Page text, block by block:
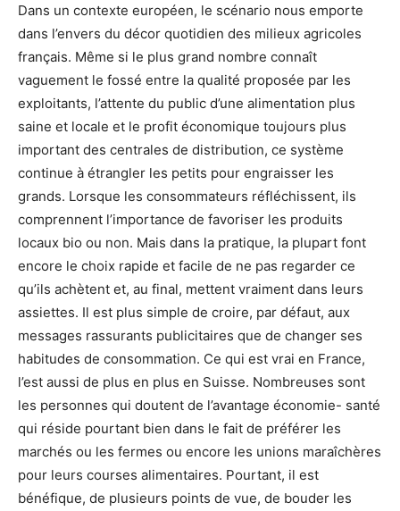
Dans un contexte européen, le scénario nous emporte
dans l’envers du décor quotidien des milieux agricoles
français. Même si le plus grand nombre connaît
vaguement le fossé entre la qualité proposée par les
exploitants, l’attente du public d’une alimentation plus
saine et locale et le profit économique toujours plus
important des centrales de distribution, ce système
continue à étrangler les petits pour engraisser les
grands. Lorsque les consommateurs réfléchissent, ils
comprennent l’importance de favoriser les produits
locaux bio ou non. Mais dans la pratique, la plupart font
encore le choix rapide et facile de ne pas regarder ce
qu’ils achètent et, au final, mettent vraiment dans leurs
assiettes. Il est plus simple de croire, par défaut, aux
messages rassurants publicitaires que de changer ses
habitudes de consommation. Ce qui est vrai en France,
l’est aussi de plus en plus en Suisse. Nombreuses sont
les personnes qui doutent de l’avantage économie- santé
qui réside pourtant bien dans le fait de préférer les
marchés ou les fermes ou encore les unions maraîchères
pour leurs courses alimentaires. Pourtant, il est
bénéfique, de plusieurs points de vue, de bouder les